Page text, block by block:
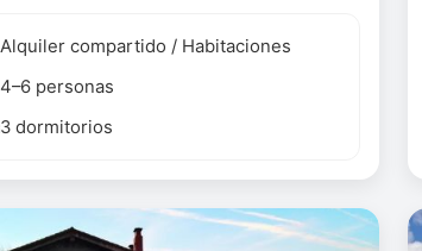
Alquiler compartido / Habitaciones
4–6 personas
3 dormitorios